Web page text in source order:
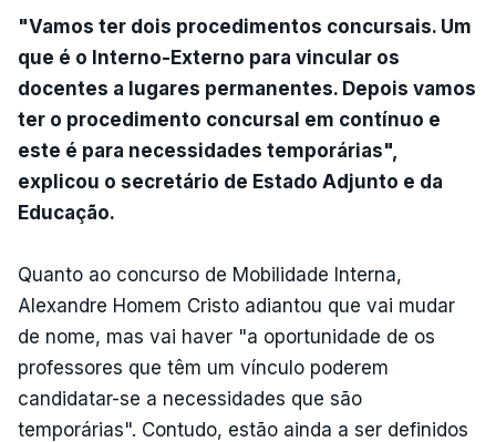
"Vamos ter dois procedimentos concursais. Um
que é o Interno-Externo para vincular os
docentes a lugares permanentes. Depois vamos
ter o procedimento concursal em contínuo e
este é para necessidades temporárias",
explicou o secretário de Estado Adjunto e da
Educação.
Quanto ao concurso de Mobilidade Interna,
Alexandre Homem Cristo adiantou que vai mudar
de nome, mas vai haver "a oportunidade de os
professores que têm um vínculo poderem
candidatar-se a necessidades que são
temporárias". Contudo, estão ainda a ser definidos